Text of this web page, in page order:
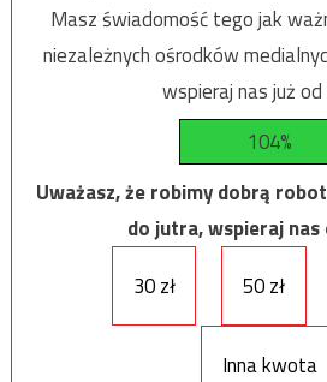
Masz świadomość tego jak
niezależnych ośrodków
wspieraj nas już
104%
Uważasz, że robimy dobrą
do jutra, wspieraj nas
30 zł
50 zł
Inna kwota